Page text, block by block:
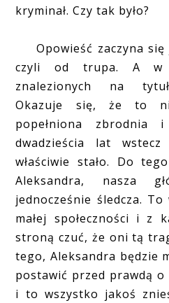
kryminał. Czy tak było?
Opowieść zaczyna się
czyli od trupa. A w
znalezionych na
Okazuje się, że to
popełniona
dwadzieścia lat
właściwie stało. Do
Aleksandra, nasza
jednocześnie śledcza.
małej społeczności i z
stroną czuć, że oni tą
tego, Aleksandra będzie
postawić przed prawdą
i to wszystko jakoś